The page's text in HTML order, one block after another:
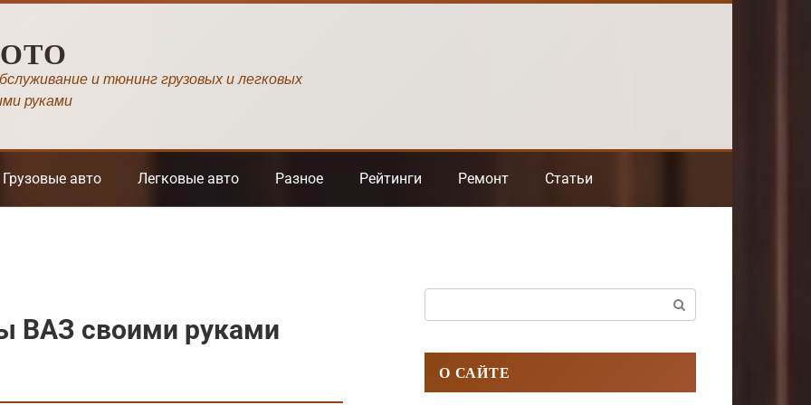
и тюнинг грузовых и легковых
руками
Грузовые авто Легковые авто Разное Рейтинги Ремонт Статьи
ВАЗ своими руками
О САЙТЕ